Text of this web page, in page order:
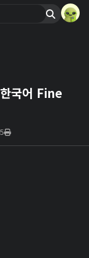
국어 Fine